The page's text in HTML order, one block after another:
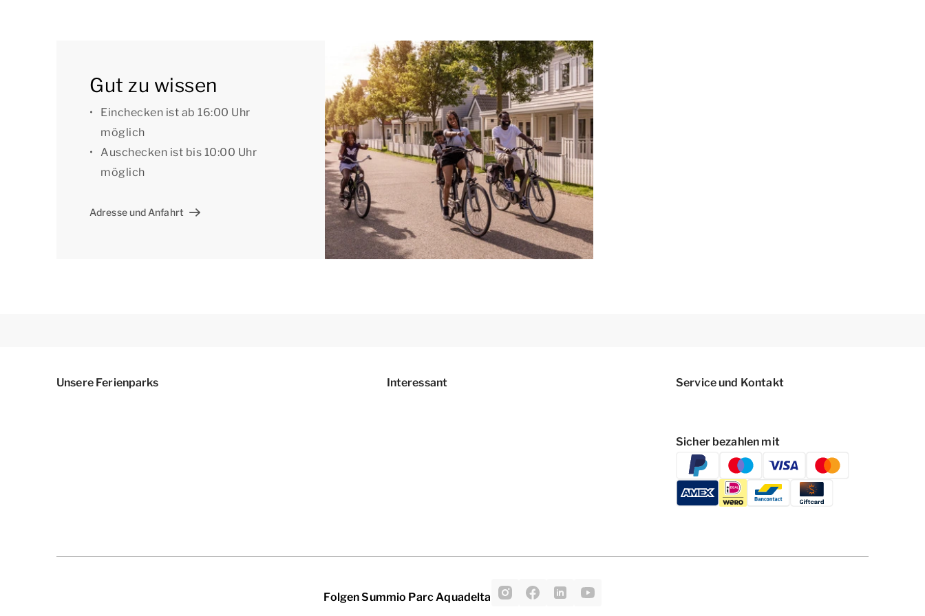
Sie können kostenloses Wi-Fi nutzen und es gibt einen Parkplatz für bis zu drei Autos an der Villa.
Außerdem befinden sich im Park zentrale Parkplätze.
Einige Unterkünfte verfügen über zusätzliche Einrichtungen. In Schritt 1 Ihrer Buchung können Sie
angeben, dass Sie eine bestimmte Einrichtung, eine bestimmte Lage oder eine bestimmte
Hausnummer bevorzugen. Für die Vorzugsbuchung kann ein Aufpreis erhoben werden.
[i]Die Unterkünfte können anders eingeteilt und eingerichtet sein. Grundrisse und Abbildungen
dienen als Beispiele.[/i]
Gut zu wissen
Einchecken ist ab 16:00 Uhr
möglich
Auschecken ist bis 10:00 Uhr
möglich
Adresse und Anfahrt
Unsere Ferienparks Interessant Service und Kontakt
Sicher bezahlen mit
Folgen Summio Parc Aquadelta